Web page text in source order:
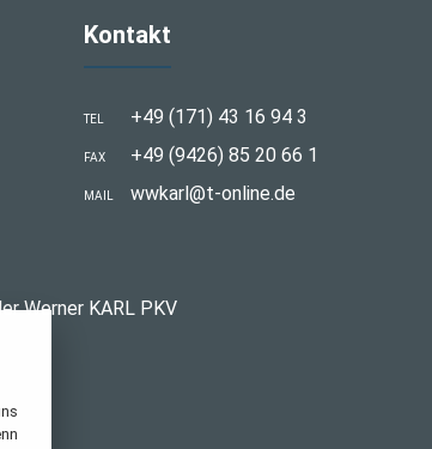
Kontakt
TEL +49 (171) 43 16 94 3
FAX +49 (9426) 85 20 66 1
MAIL wwkarl@t-online.de
Werner KARL PKV